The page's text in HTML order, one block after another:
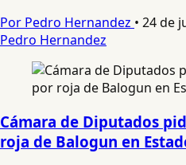
Por Pedro Hernandez • 24 de
Pedro Hernandez
Cámara de Diputados
roja de Balogun en